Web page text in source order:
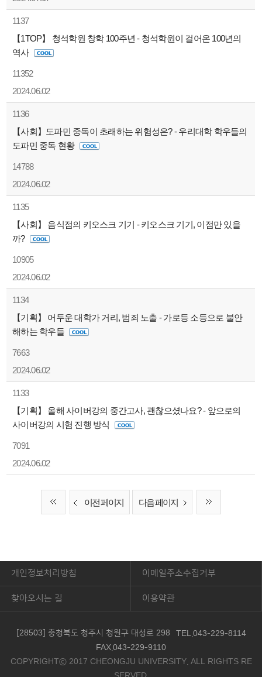
1137
【1TOP】 청석학원 창학 100주년 - 청석학원이 걸어온 100년의
역사
11352
2024.06.02
1136
【사회】도파민 중독이 초래하는 위험성은? - 우리대학 학우들의
도파민 중독 현황
14788
2024.06.02
1135
【사회】 음식점의 키오스크 기기 - 키오스크 기기, 이점만 있을
까?
10905
2024.06.02
1134
【기획】 어두운 대학가 거리, 범죄 노출 - 가로등 소등으로 불안
해하는 학우들
7663
2024.06.02
1133
【기획】 올해 사이버강의 중간고사, 괜찮으셨나요? - 앞으로의
사이버강의 시험 진행 방식
7091
2024.06.02
이전 페이지 다음 페이지
개인정보처리방침 이메일주소수집거부
찾아오시는 길 이용약관
[28503] 충청북도 청주시 청원구 대성로 298
TEL.043-229-8114
FAX.043-229-9110
COPYRIGHTⓒ 2017 CHEONGJU UNIVERSITY. ALL RIGHTS RE